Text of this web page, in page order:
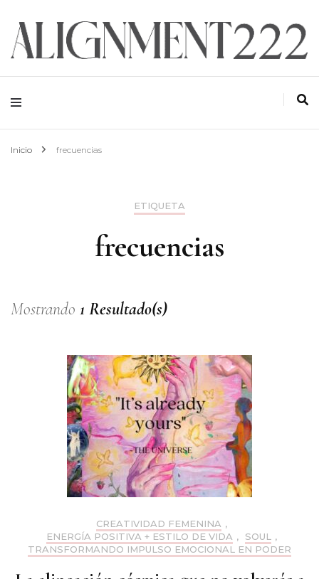
ALIGNMENT 222
Inicio frecuencias
ETIQUETA
frecuencias
Mostrando 1 Resultado(s)
CREATIVIDAD FEMENINA ,
ENERGÍA POSITIVA + ESTILO DE VIDA , SOUL
,
TRANSFORMANDO IMPULSO EMOCIONAL EN PODER